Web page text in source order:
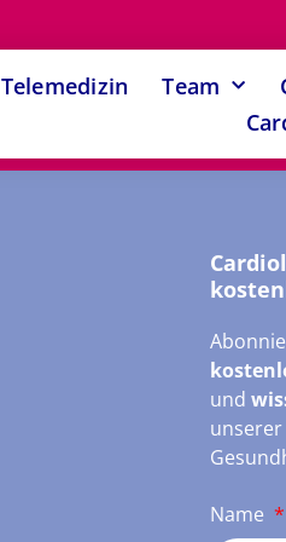
Telemedizin Team
und
unserer
Name